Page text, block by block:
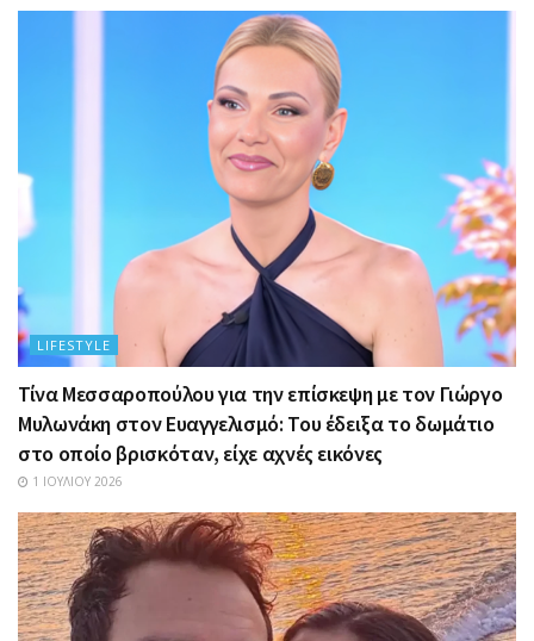
LIFESTYLE
Τίνα Μεσσαροπούλου για την επίσκεψη με τον Γιώργο
Μυλωνάκη στον Ευαγγελισμό: Του έδειξα το δωμάτιο
στο οποίο βρισκόταν, είχε αχνές εικόνες
1 ΙΟΥΛΊΟΥ 2026